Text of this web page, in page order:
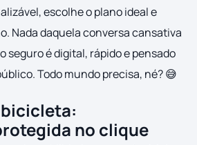
escolhe o plano ideal e
Nada daquela conversa cansativa
seguro é digital, rápido e pensado
Todo mundo precisa, né? 😅
no clique